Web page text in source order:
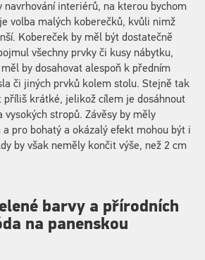
navrhování interiérů, na kterou bychom
volba malých koberečků, kvůli nimž
Kobereček by měl být dostatečně
všechny prvky či kusy nábytku,
by dosahovat alespoň k předním
či jiných prvků kolem stolu. Stejně tak
příliš krátké, jelikož cílem je dosáhnout
vysokých stropů. Závěsy by měly
a pro bohatý a okázalý efekt mohou být i
by však neměly končit výše, než 2 cm
barvy a přírodních
na panenskou